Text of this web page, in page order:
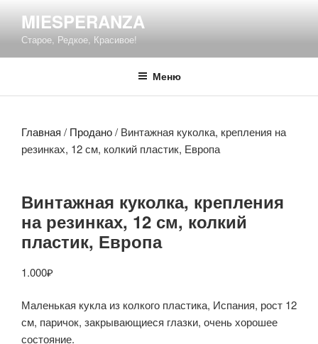
содержимому
MIESPERANZA
Старое, Редкое, Красивое!
Меню
Главная / Продано/ Винтажная куколка, крепления на
резинках, 12 см, колкий пластик, Европа
Винтажная куколка, крепления
на резинках, 12 см, колкий
пластик, Европа
1.000₽
Маленькая кукла из колкого пластика, Испания, рост 12
см, паричок, закрывающиеся глазки, очень хорошее
состояние.